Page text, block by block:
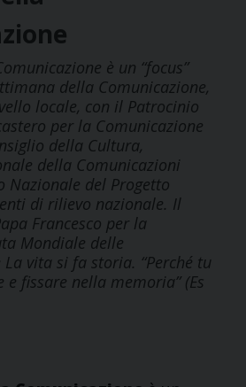
è un “focus”
della Comunicazione,
locale, con il Patrocinio
per la Comunicazione
della Cultura,
della Comunicazioni
Nazionale del Progetto
di rilievo nazionale. Il
Francesco per la
Mondiale delle
vita si fa storia. “Perché tu
e fissare nella memoria” (Es